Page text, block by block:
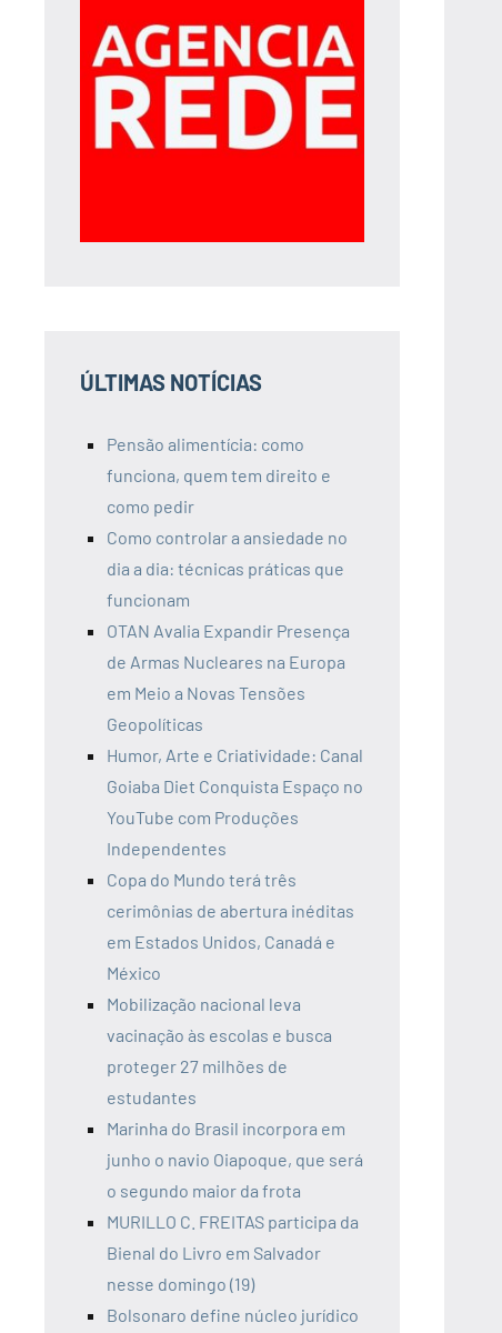
ÚLTIMAS NOTÍCIAS
Pensão alimentícia: como
funciona, quem tem direito e
como pedir
Como controlar a ansiedade no
dia a dia: técnicas práticas que
funcionam
OTAN Avalia Expandir Presença
de Armas Nucleares na Europa
em Meio a Novas Tensões
Geopolíticas
Humor, Arte e Criatividade: Canal
Goiaba Diet Conquista Espaço no
YouTube com Produções
Independentes
Copa do Mundo terá três
cerimônias de abertura inéditas
em Estados Unidos, Canadá e
México
Mobilização nacional leva
vacinação às escolas e busca
proteger 27 milhões de
estudantes
Marinha do Brasil incorpora em
junho o navio Oiapoque, que será
o segundo maior da frota
MURILLO C. FREITAS participa da
Bienal do Livro em Salvador
nesse domingo (19)
Bolsonaro define núcleo jurídico